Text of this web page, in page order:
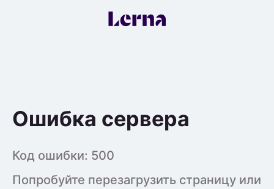
Ошибка сервера
Код ошибки: 500
Попробуйте перезагрузить страницу или